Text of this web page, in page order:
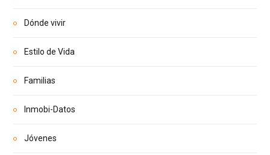
Dónde vivir
Estilo de Vida
Familias
Inmobi-Datos
Jóvenes